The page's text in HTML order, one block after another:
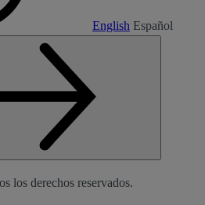
English Español
los derechos reservados.